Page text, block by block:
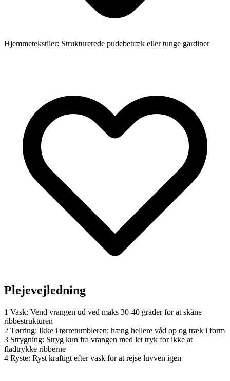
Hjemmetekstiler: Strukturerede pudebetræk eller tunge gardiner
Plejevejledning
1 Vask: Vend vrangen ud ved maks 30-40 grader for at skåne
ribbestrukturen
2 Tørring: Ikke i tørretumbleren; hæng hellere våd op og træk i form
3 Strygning: Stryg kun fra vrangen med let tryk for ikke at
fladtrykke ribberne
4 Ryste: Ryst kraftigt efter vask for at rejse luvven igen